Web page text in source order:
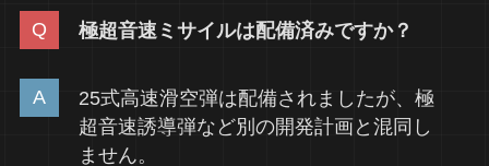
極超音速ミサイルは配備済みですか？
25式高速滑空弾は配備されましたが、極
超音速誘導弾など別の開発計画と混同し
ません。